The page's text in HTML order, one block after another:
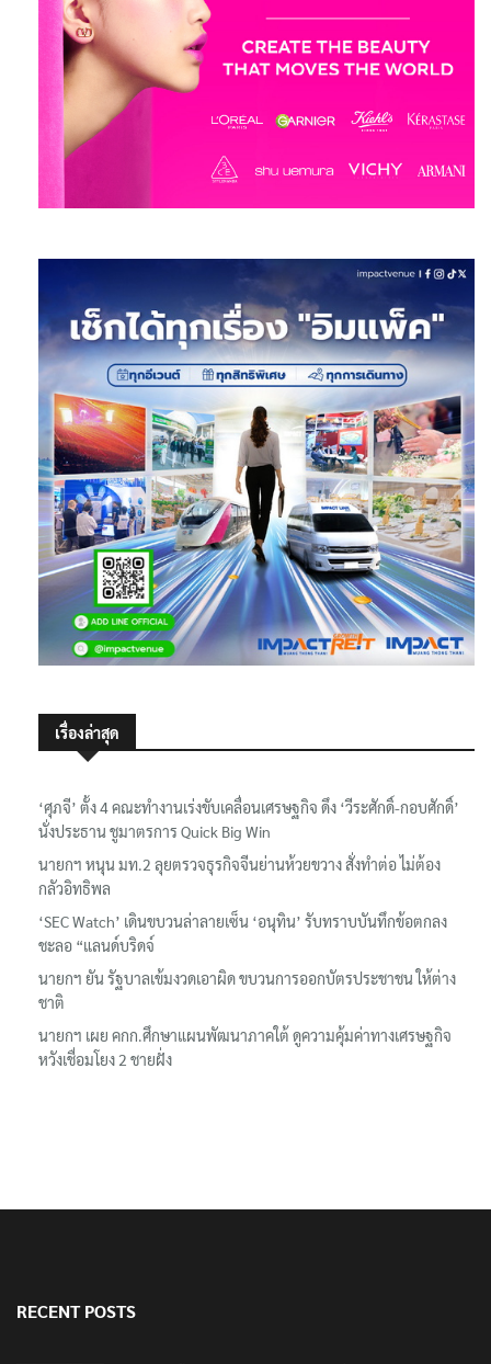
เรื่องล่าสุด
‘ศุภจี’ ตั้ง 4 คณะทำงานเร่งขับเคลื่อนเศรษฐกิจ ดึง ‘วีระศักดิ์-กอบศักดิ์’
นั่งประธาน ชูมาตรการ Quick Big Win
นายกฯ หนุน มท.2 ลุยตรวจธุรกิจจีนย่านห้วยขวาง สั่งทำต่อ ไม่ต้อง
กลัวอิทธิพล
‘SEC Watch’ เดินขบวนล่าลายเซ็น ‘อนุทิน’ รับทราบบันทึกข้อตกลง
ชะลอ “แลนด์บริดจ์
นายกฯ ยัน รัฐบาลเข้มงวดเอาผิด ขบวนการออกบัตรประชาชน ให้ต่าง
ชาติ
นายกฯ เผย คกก.ศึกษาแผนพัฒนาภาคใต้ ดูความคุ้มค่าทางเศรษฐกิจ
หวังเชื่อมโยง 2 ชายฝั่ง
RECENT POSTS